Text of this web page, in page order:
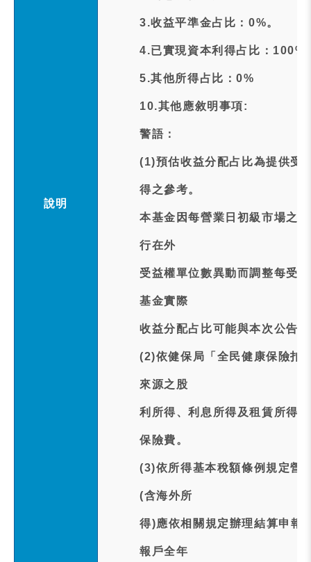
說明
3.收益平準金占比：0%。
4.已實現資本利得占比：100%
5.其他所得占比：0%
10.其他應敘明事項:
警語：
(1)預估收益分配占比為提供受
得之參考。
本基金因每營業日初級市場之
行在外
受益權單位數異動而調整每受
基金實際
收益分配占比可能與本次公告
(2)依健保局「全民健康保險扣
來源之股
利所得、利息所得及租賃所得
保險費。
(3)依所得基本稅額條例規定營
(含海外所
得)應依相關規定辦理結算申報
報戶全年